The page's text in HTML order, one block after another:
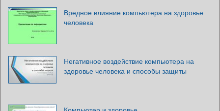
Вредное влияние компьютера на здоровье
человека
Негативное воздействие компьютера на
здоровье человека и способы защиты